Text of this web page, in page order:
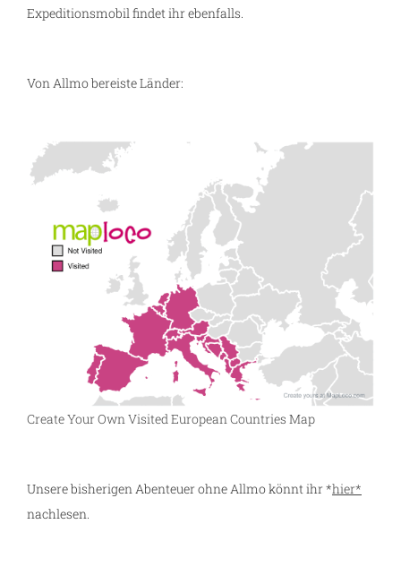
Expeditionsmobil findet ihr ebenfalls.
Von Allmo bereiste Länder:
Create Your Own Visited European Countries Map
Unsere bisherigen Abenteuer ohne Allmo könnt ihr *hier*
nachlesen.